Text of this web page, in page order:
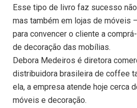
Esse tipo de livro faz sucesso
mas também em lojas de móveis
para convencer o cliente a
de decoração das mobílias.
Debora Medeiros é diretora
distribuidora brasileira de coffee
ela, a empresa atende hoje cerca
móveis e decoração.